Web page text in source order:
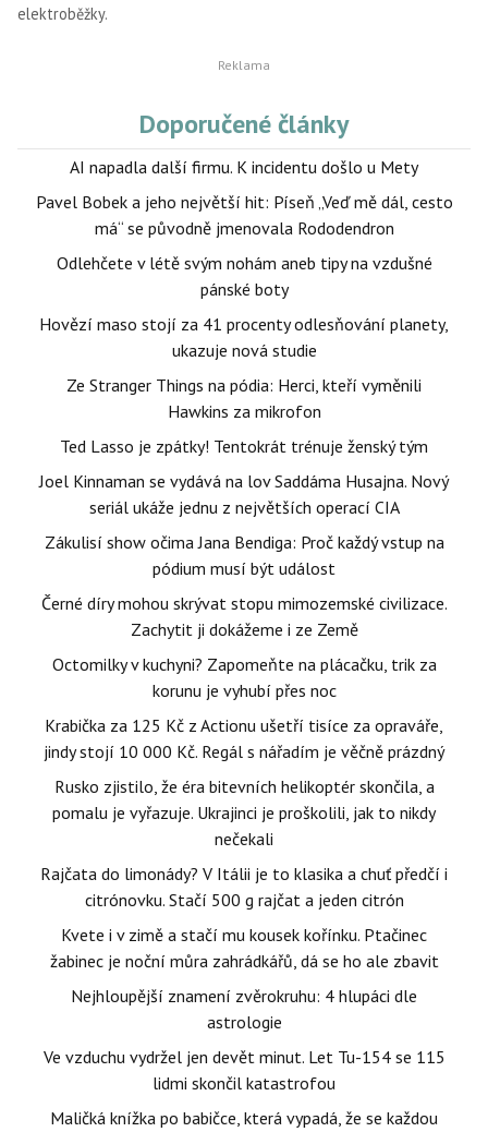
elektroběžky.
Doporučené články
AI napadla další firmu. K incidentu došlo u Mety
Pavel Bobek a jeho největší hit: Píseň „Veď mě dál, cesto
má“ se původně jmenovala Rododendron
Odlehčete v létě svým nohám aneb tipy na vzdušné
pánské boty
Hovězí maso stojí za 41 procenty odlesňování planety,
ukazuje nová studie
Ze Stranger Things na pódia: Herci, kteří vyměnili
Hawkins za mikrofon
Ted Lasso je zpátky! Tentokrát trénuje ženský tým
Joel Kinnaman se vydává na lov Saddáma Husajna. Nový
seriál ukáže jednu z největších operací CIA
Zákulisí show očima Jana Bendiga: Proč každý vstup na
pódium musí být událost
Černé díry mohou skrývat stopu mimozemské civilizace.
Zachytit ji dokážeme i ze Země
Octomilky v kuchyni? Zapomeňte na plácačku, trik za
korunu je vyhubí přes noc
Krabička za 125 Kč z Actionu ušetří tisíce za opraváře,
jindy stojí 10 000 Kč. Regál s nářadím je věčně prázdný
Rusko zjistilo, že éra bitevních helikoptér skončila, a
pomalu je vyřazuje. Ukrajinci je proškolili, jak to nikdy
nečekali
Rajčata do limonády? V Itálii je to klasika a chuť předčí i
citrónovku. Stačí 500 g rajčat a jeden citrón
Kvete i v zimě a stačí mu kousek kořínku. Ptačinec
žabinec je noční můra zahrádkářů, dá se ho ale zbavit
Nejhloupější znamení zvěrokruhu: 4 hlupáci dle
astrologie
Ve vzduchu vydržel jen devět minut. Let Tu-154 se 115
lidmi skončil katastrofou
Maličká knížka po babičce, která vypadá, že se každou